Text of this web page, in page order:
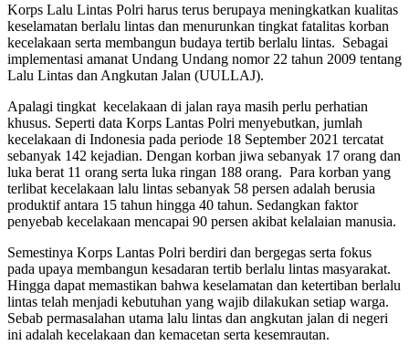
Korps Lalu Lintas Polri harus terus berupaya meningkatkan kualitas
keselamatan berlalu lintas dan menurunkan tingkat fatalitas korban
kecelakaan serta membangun budaya tertib berlalu lintas. Sebagai
implementasi amanat Undang Undang nomor 22 tahun 2009 tentang
Lalu Lintas dan Angkutan Jalan (UULLAJ).
Apalagi tingkat kecelakaan di jalan raya masih perlu perhatian
khusus. Seperti data Korps Lantas Polri menyebutkan, jumlah
kecelakaan di Indonesia pada periode 18 September 2021 tercatat
sebanyak 142 kejadian. Dengan korban jiwa sebanyak 17 orang dan
luka berat 11 orang serta luka ringan 188 orang. Para korban yang
terlibat kecelakaan lalu lintas sebanyak 58 persen adalah berusia
produktif antara 15 tahun hingga 40 tahun. Sedangkan faktor
penyebab kecelakaan mencapai 90 persen akibat kelalaian manusia.
Semestinya Korps Lantas Polri berdiri dan bergegas serta fokus
pada upaya membangun kesadaran tertib berlalu lintas masyarakat.
Hingga dapat memastikan bahwa keselamatan dan ketertiban berlalu
lintas telah menjadi kebutuhan yang wajib dilakukan setiap warga.
Sebab permasalahan utama lalu lintas dan angkutan jalan di negeri
ini adalah kecelakaan dan kemacetan serta kesemrautan.